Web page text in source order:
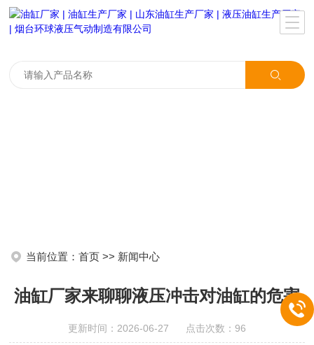
当前位置：首页 >> 新闻中心
油缸厂家来聊聊液压冲击对油缸的危害
更新时间：2026-06-27 点击次数：96